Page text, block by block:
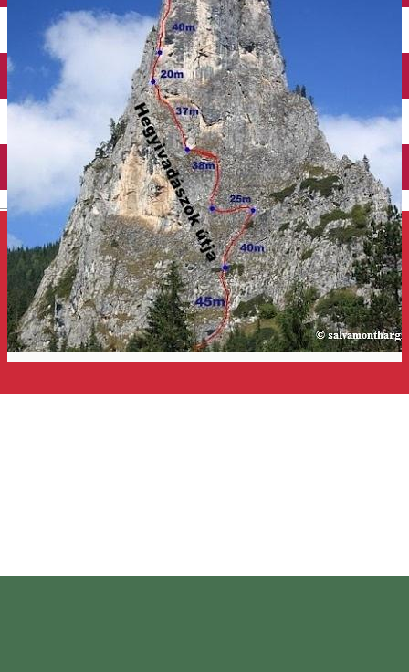
English
Închirieri auto
Închirieri de biciclete